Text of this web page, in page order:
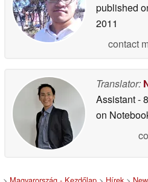
published
2011
contact
Translator:
Assistant-
on